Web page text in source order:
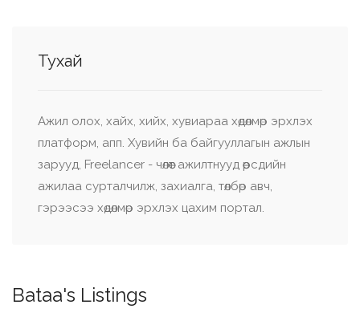
Тухай
Ажил олох, хайх, хийх, хувиараа хөдөлмөр эрхлэх
платформ, апп. Хувийн ба байгууллагын ажлын
зарууд, Freelancer - чөлөөт ажилтнууд өөрсдийн
ажилаа сурталчилж, захиалга, төлбөр авч,
гэрээсээ хөдөлмөр эрхлэх цахим портал.
Bataa's Listings